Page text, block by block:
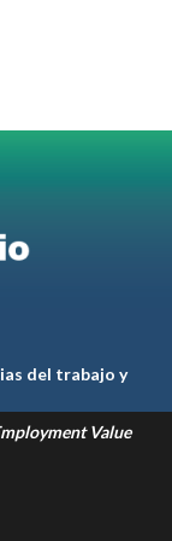
del trabajo y
Value